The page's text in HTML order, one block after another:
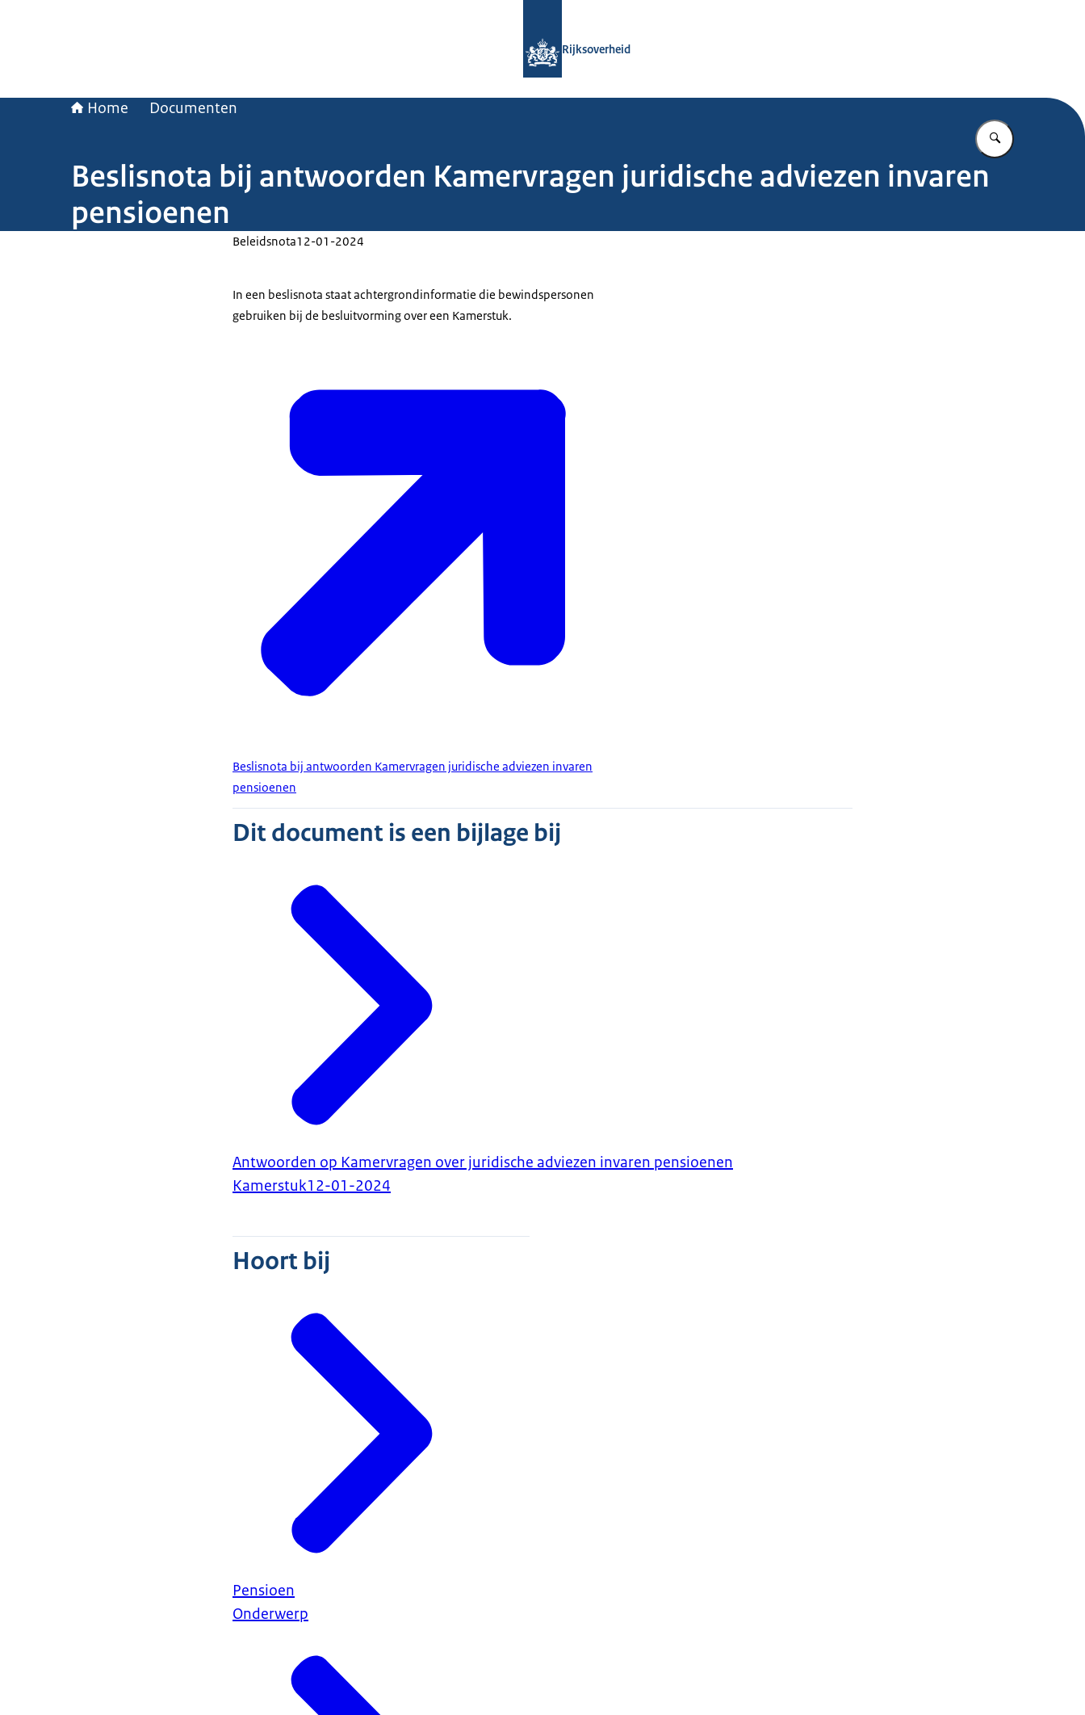
Rijksoverheid
Home Documenten
Vul in wat u
Beslisnota bij antwoorden Kamervragen juridische adviezen invaren
pensioenen
Beleidsnota12-01-2024
In een beslisnota staat achtergrondinformatie die bewindspersonen
gebruiken bij de besluitvorming over een Kamerstuk.
Beslisnota bij antwoorden Kamervragen juridische adviezen invaren
pensioenen
Dit document is een bijlage bij
Antwoorden op Kamervragen over juridische adviezen invaren pensioenen
Kamerstuk12-01-2024
Hoort bij
Pensioen
Onderwerp